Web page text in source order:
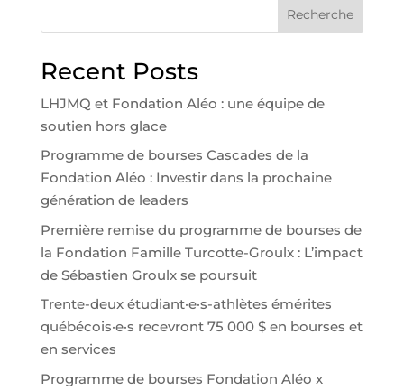
Recherche
Recent Posts
LHJMQ et Fondation Aléo : une équipe de
soutien hors glace
Programme de bourses Cascades de la
Fondation Aléo : Investir dans la prochaine
génération de leaders
Première remise du programme de bourses de
la Fondation Famille Turcotte-Groulx : L’impact
de Sébastien Groulx se poursuit
Trente-deux étudiant·e·s-athlètes émérites
québécois·e·s recevront 75 000 $ en bourses et
en services
Programme de bourses Fondation Aléo x